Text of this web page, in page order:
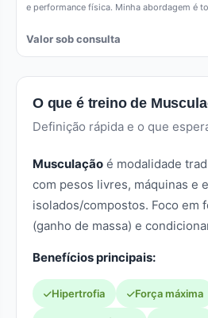
e performance física. Minha abordagem é
Valor sob consulta
O que é treino de
Definição rápida e o que
Musculação é modalidade
com pesos livres, máquinas e
isolados/compostos. Foco em
(ganho de massa) e
Benefícios principais:
Hipertrofia Força máxima